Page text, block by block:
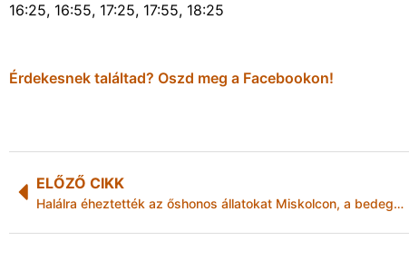
16:25, 16:55, 17:25, 17:55, 18:25
Érdekesnek találtad? Oszd meg a Facebookon!
ELŐZŐ CIKK
Halálra éheztették az őshonos állatokat Miskolcon, a bedegvölgyi mintagazdaságban?